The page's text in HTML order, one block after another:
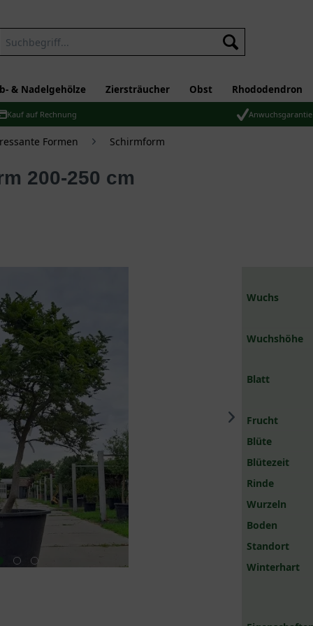
& Nadelgehölze Ziersträucher Obst Rhododendron
Kauf auf Rechnung Anwuchsgarantie
Formen Schirmform
Wuchs
Wuchshöhe
Blatt
Frucht
Blüte
Blütezeit
Rinde
Wurzeln
Boden
Standort
Winterhart